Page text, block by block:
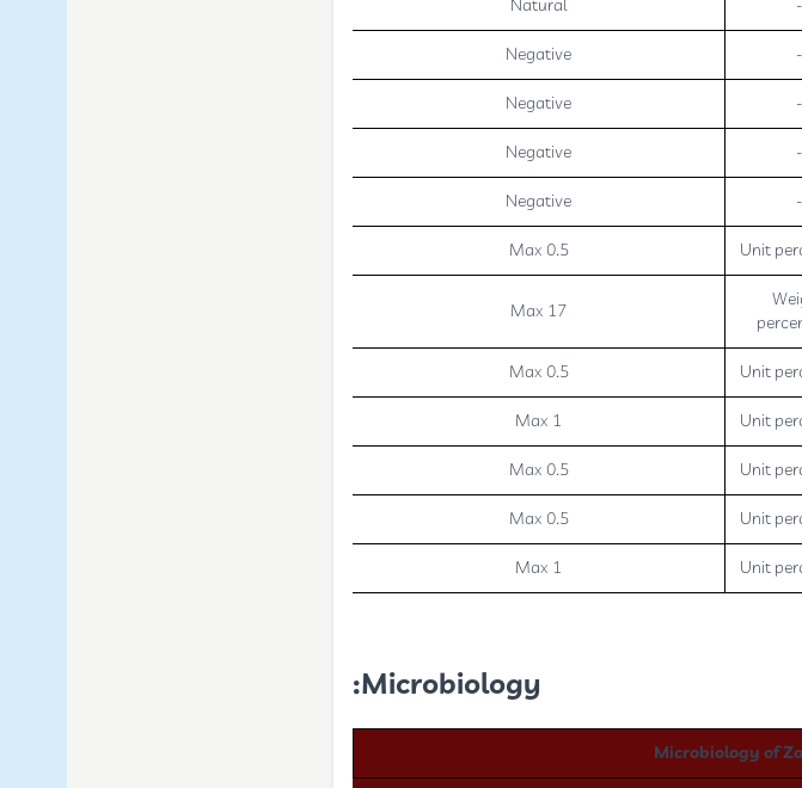
-
Natural
-
Negative
-
Negative
-
Negative
-
Negative
Unit
Max 0.5
Max 17
Unit
Max 0.5
Unit
Max 1
Unit
Max 0.5
Unit
Max 0.5
Unit
Max 1
Microbiology:
Microbiology of